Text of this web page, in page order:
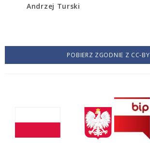
Andrzej Turski
POBIERZ ZGODNIE Z CC-BY